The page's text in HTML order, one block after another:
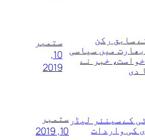
سابق رکن
میں سیاسی
خبر نے
دی
ستمبر
10,
2019
کے سینئر لیڈر
کی واردات
ستمبر
10, 2019